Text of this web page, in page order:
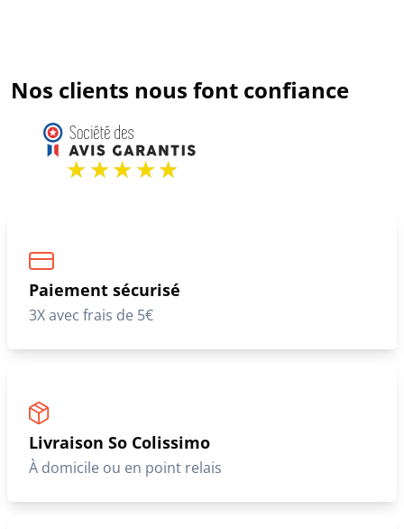
Nos clients nous font confiance
Paiement sécurisé
3X avec frais de 5€
Livraison So Colissimo
À domicile ou en point relais